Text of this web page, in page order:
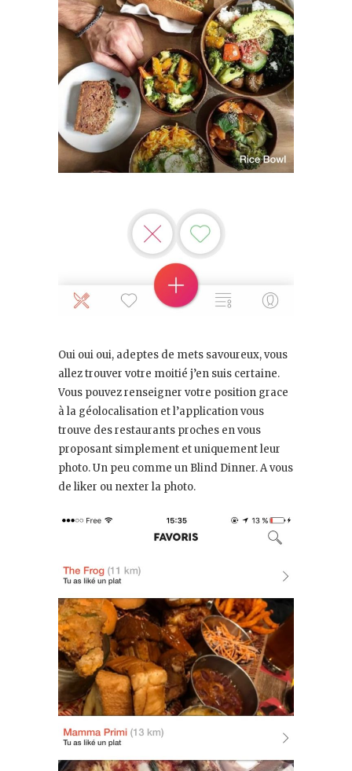
Oui oui oui, adeptes de mets savoureux, vous
allez trouver votre moitié j’en suis certaine.
Vous pouvez renseigner votre position grace
à la géolocalisation et l’application vous
trouve des restaurants proches en vous
proposant simplement et uniquement leur
photo. Un peu comme un Blind Dinner. A vous
de liker ou nexter la photo.